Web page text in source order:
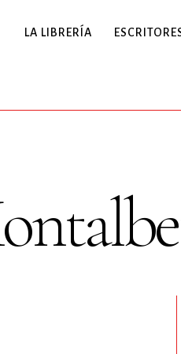
LA LIBRERÍA